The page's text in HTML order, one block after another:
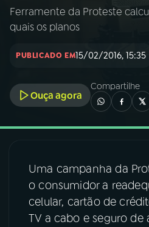
AO VIVO
INÍCIO
A RÁDIO
03PROGRAMAÇÃO
04PROGRAMAS
PODCASTS
Ferramente da Proteste
quais os planos
PUBLICADO EM15/02/2016, 15:35
Ouça agora
Compartilhe
Uma campanha da
o consumidor a
celular, cartão de
TV a cabo e seguro de